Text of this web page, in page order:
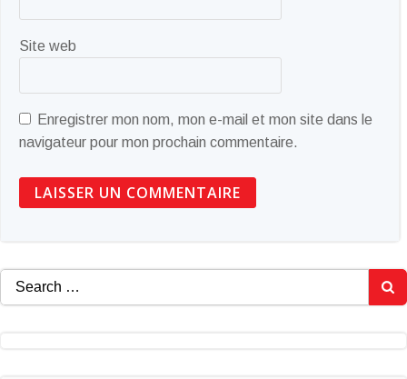
Site web
Enregistrer mon nom, mon e-mail et mon site dans le
navigateur pour mon prochain commentaire.
Search
for: